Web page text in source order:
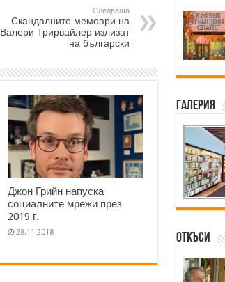
Следваща
Скандалните мемоари на
Валери Трирвайлер излизат
на български
Джон Грийн напуска
социалните мрежи през
2019 г.
28.11.2018
Галерия
Откъси